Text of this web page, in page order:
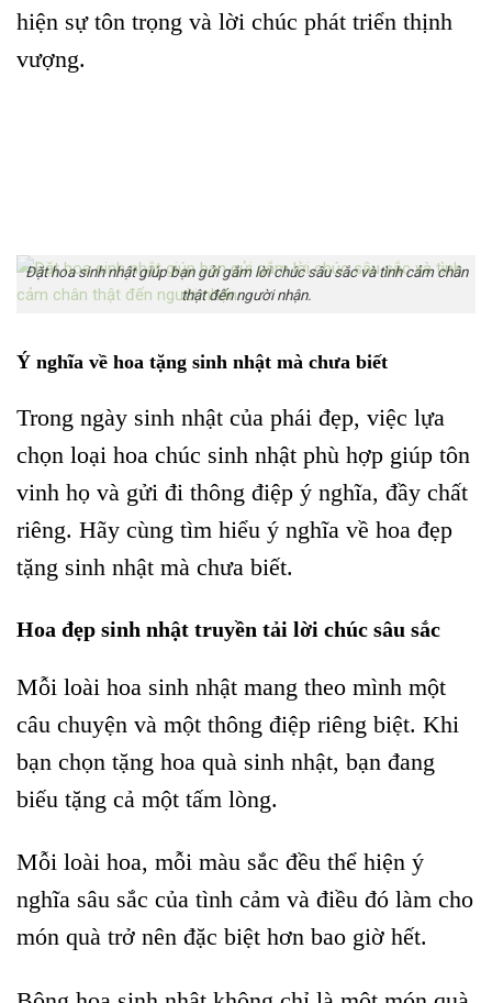
hiện sự tôn trọng và lời chúc phát triển thịnh
vượng.
Đặt hoa sinh nhật giúp bạn gửi gắm lời chúc sâu sắc và tình cảm chân
thật đến người nhận.
Ý nghĩa về hoa tặng sinh nhật mà chưa biết
Trong ngày sinh nhật của phái đẹp, việc lựa
chọn loại hoa chúc sinh nhật phù hợp giúp tôn
vinh họ và gửi đi thông điệp ý nghĩa, đầy chất
riêng. Hãy cùng tìm hiểu ý nghĩa về hoa đẹp
tặng sinh nhật mà chưa biết.
Hoa đẹp sinh nhật truyền tải lời chúc sâu sắc
Mỗi loài hoa sinh nhật mang theo mình một
câu chuyện và một thông điệp riêng biệt. Khi
bạn chọn tặng hoa quà sinh nhật, bạn đang
biếu tặng cả một tấm lòng.
Mỗi loài hoa, mỗi màu sắc đều thể hiện ý
nghĩa sâu sắc của tình cảm và điều đó làm cho
món quà trở nên đặc biệt hơn bao giờ hết.